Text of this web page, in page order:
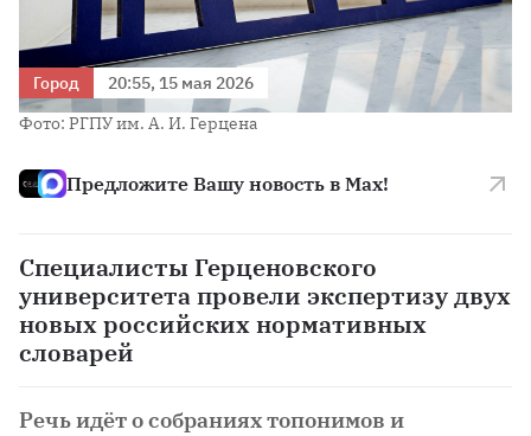
Город
20:55, 15 мая 2026
Фото: РГПУ им. А. И. Герцена
Предложите Вашу новость в Max!
Специалисты Герценовского
университета провели экспертизу двух
новых российских нормативных
словарей
Речь идёт о собраниях топонимов и